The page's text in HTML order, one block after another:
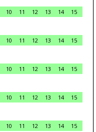
10 11 12 13 14
15
10 11 12 13 14
15
10 11 12 13 14
15
10 11 12 13 14
15
10 11 12 13 14
15